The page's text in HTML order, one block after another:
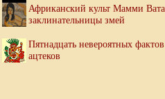
Африканский культ Мамми
заклинательницы змей
Пятнадцать невероятных
ацтеков